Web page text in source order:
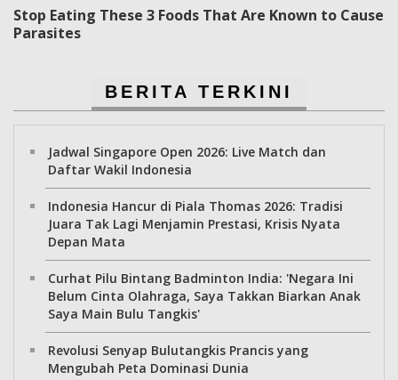
Stop Eating These 3 Foods That Are Known to Cause
Parasites
BERITA TERKINI
Jadwal Singapore Open 2026: Live Match dan
Daftar Wakil Indonesia
Indonesia Hancur di Piala Thomas 2026: Tradisi
Juara Tak Lagi Menjamin Prestasi, Krisis Nyata
Depan Mata
Curhat Pilu Bintang Badminton India: 'Negara Ini
Belum Cinta Olahraga, Saya Takkan Biarkan Anak
Saya Main Bulu Tangkis'
Revolusi Senyap Bulutangkis Prancis yang
Mengubah Peta Dominasi Dunia